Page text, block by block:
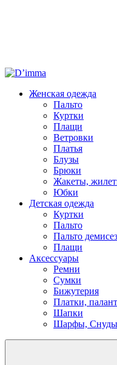
Женская одежда
Пальто
Куртки
Плащи
Ветровки
Платья
Блузы
Брюки
Жакеты,
Юбки
Детская одежда
Куртки
Пальто
Пальто
Плащи
Аксессуары
Ремни
Сумки
Бижутерия
Платки,
Шапки
Шарфы, Снуды